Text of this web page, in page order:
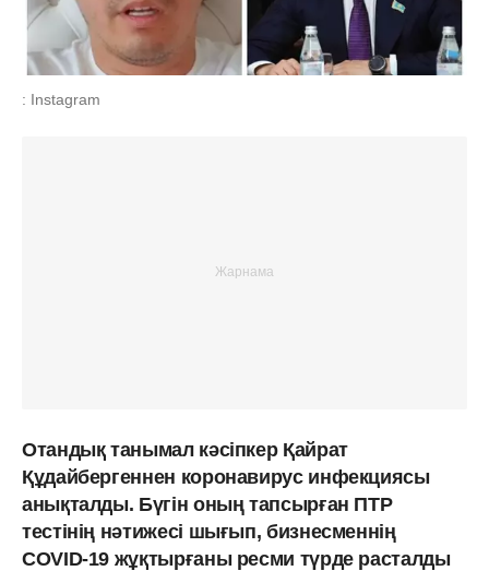
: Instagram
Отандық танымал кәсіпкер Қайрат
Құдайбергеннен коронавирус инфекциясы
анықталды. Бүгін оның тапсырған ПТР
тестінің нәтижесі шығып, бизнесменнің
COVID-19 жұқтырғаны ресми түрде расталды